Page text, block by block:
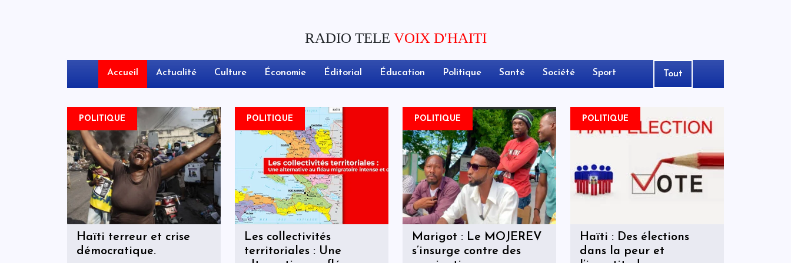
RADIO TELE VOIX D'HAITI
Accueil Actualité Culture Économie Éditorial Éducation Politique Santé Société Sport Tout
POLITIQUE
Haïti terreur et crise
démocratique.
POLITIQUE
Les collectivités
territoriales : Une
POLITIQUE
Marigot : Le MOJEREV
s’insurge contre des
POLITIQUE
Haïti : Des élections
dans la peur et